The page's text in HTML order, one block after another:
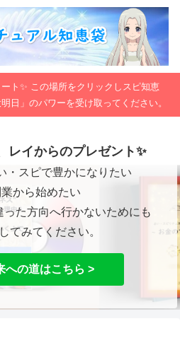
ト✨ この場所をクリックしスピ知恵
日」のパワーを受け取ってください。
レイからのプレゼント✨
・スピで豊かになりたい
から始めたい
た方向へ行かないためにも
てみてください。
への道はこちら >